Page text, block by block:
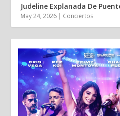
Judeline Explanada De
May 24, 2026 | Conciertos